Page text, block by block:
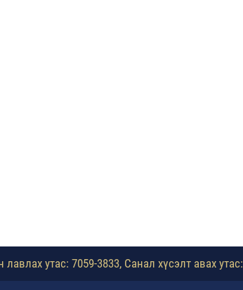
утас: 7059-3833, Санал хүсэлт авах